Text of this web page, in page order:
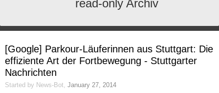
read-only Archiv
[Google] Parkour-Läuferinnen aus Stuttgart: Die
effiziente Art der Fortbewegung - Stuttgarter
Nachrichten
Started by News-Bot January 27, 2014